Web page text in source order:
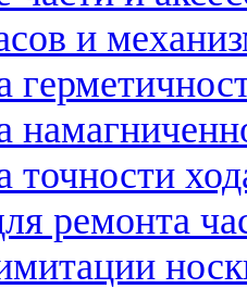
и
точности
ремонта